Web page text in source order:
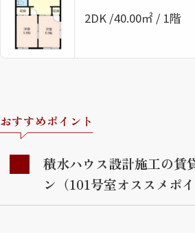
お問い合わせ・よくある質問
2DK 40.00㎡ / 1階
おすすめポイント
積水ハウス設計施工の賃
ン（101号室オススメポイ